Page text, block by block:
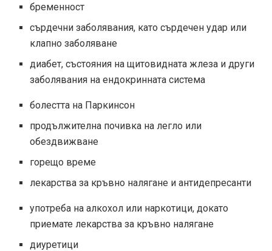
бременност
сърдечни заболявания, като сърдечен удар или
клапно заболяване
диабет, състояния на щитовидната жлеза и други
заболявания на ендокринната система
болестта на Паркинсон
продължителна почивка на легло или
обездвижване
горещо време
лекарства за кръвно налягане и антидепресанти
употреба на алкохол или наркотици, докато
приемате лекарства за кръвно налягане
диуретици